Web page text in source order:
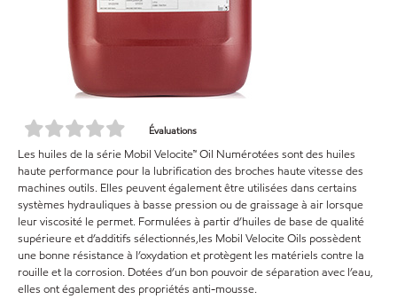
Évaluations
Les huiles de la série Mobil Velocite™ Oil Numérotées sont des huiles
haute performance pour la lubrification des broches haute vitesse des
machines outils. Elles peuvent également être utilisées dans certains
systèmes hydrauliques à basse pression ou de graissage à air lorsque
leur viscosité le permet. Formulées à partir d’huiles de base de qualité
supérieure et d’additifs sélectionnés,les Mobil Velocite Oils possèdent
une bonne résistance à l’oxydation et protègent les matériels contre la
rouille et la corrosion. Dotées d’un bon pouvoir de séparation avec l’eau,
elles ont également des propriétés anti-mousse.